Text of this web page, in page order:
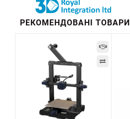
РЕКОМЕНДОВАНІ ТОВАРИ